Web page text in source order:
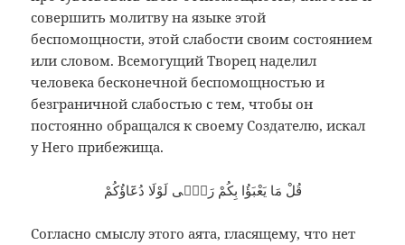
совершить молитву на языке этой
беспомощности, этой слабости своим состоянием
или словом. Всемогущий Творец наделил
человека бесконечной беспомощностью и
безграничной слабостью с тем, чтобы он
постоянно обращался к своему Создателю, искал
у Него прибежища.
قُلْ مَا يَعْبَؤُا بِكُمْ رَبّٖى لَوْلَا دُعَٓاؤُكُمْ
Согласно смыслу этого аята, гласящему, что нет